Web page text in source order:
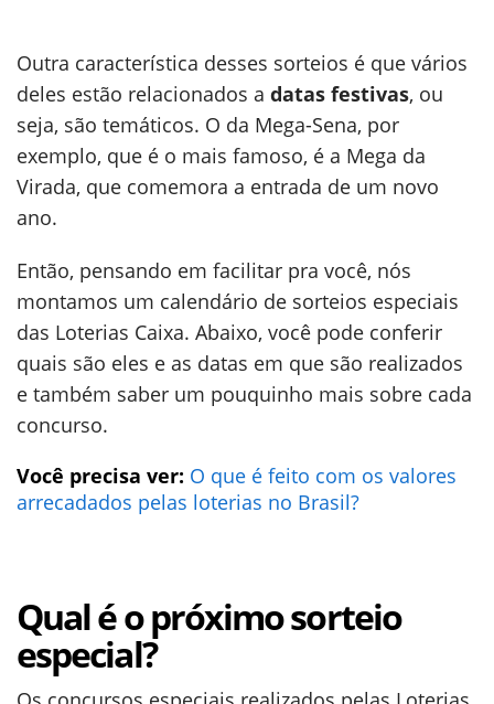
Outra característica desses sorteios é que vários
deles estão relacionados a datas festivas, ou
seja, são temáticos. O da Mega-Sena, por
exemplo, que é o mais famoso, é a Mega da
Virada, que comemora a entrada de um novo
ano.
Então, pensando em facilitar pra você, nós
montamos um calendário de sorteios especiais
das Loterias Caixa. Abaixo, você pode conferir
quais são eles e as datas em que são realizados
e também saber um pouquinho mais sobre cada
concurso.
Você precisa ver: O que é feito com os valores
arrecadados pelas loterias no Brasil?
Qual é o próximo sorteio
especial?